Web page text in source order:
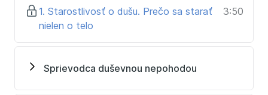
Na koho sa obrátiť v prípade, že nepohodu sami
nezvládate.
Komu je kurz určený:
každému, kto sa chce lepšie orientovať sám
v sebe
1. Starostlivosť o dušu. Prečo sa starať
nielen o telo
3:50
Sprievodca duševnou nepohodou